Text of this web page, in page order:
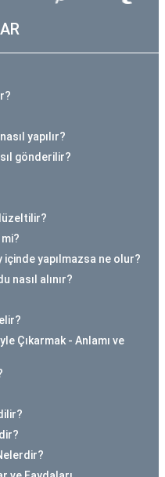
yapılır?
gönderilir?
içinde yapılmazsa ne olur?
nasıl alınır?
Çıkarmak - Anlamı ve